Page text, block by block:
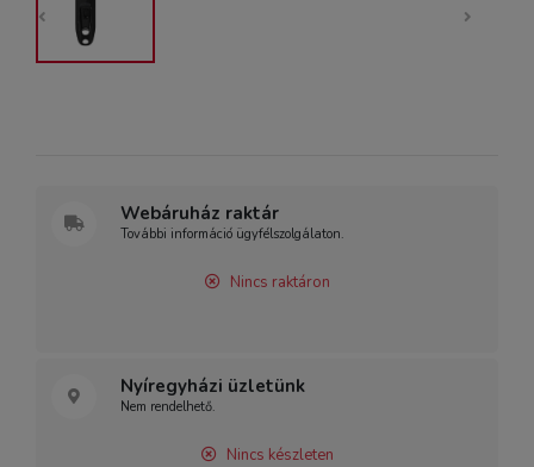
Webáruház raktár
További információ ügyfélszolgálaton.
Nincs raktáron
Nyíregyházi üzletünk
Nem rendelhető.
Nincs készleten